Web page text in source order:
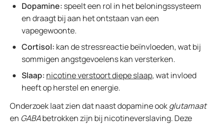
Dopamine: speelt een rol in het beloningssysteem
en draagt bij aan het ontstaan van een
vapegewoonte.
Cortisol: kan de stressreactie beïnvloeden, wat bij
sommigen angstgevoelens kan versterken.
Slaap: nicotine verstoort diepe slaap, wat invloed
heeft op herstel en energie.
Onderzoek laat zien dat naast dopamine ookglutamaat
en GABAbetrokken zijn bij nicotineverslaving. Deze